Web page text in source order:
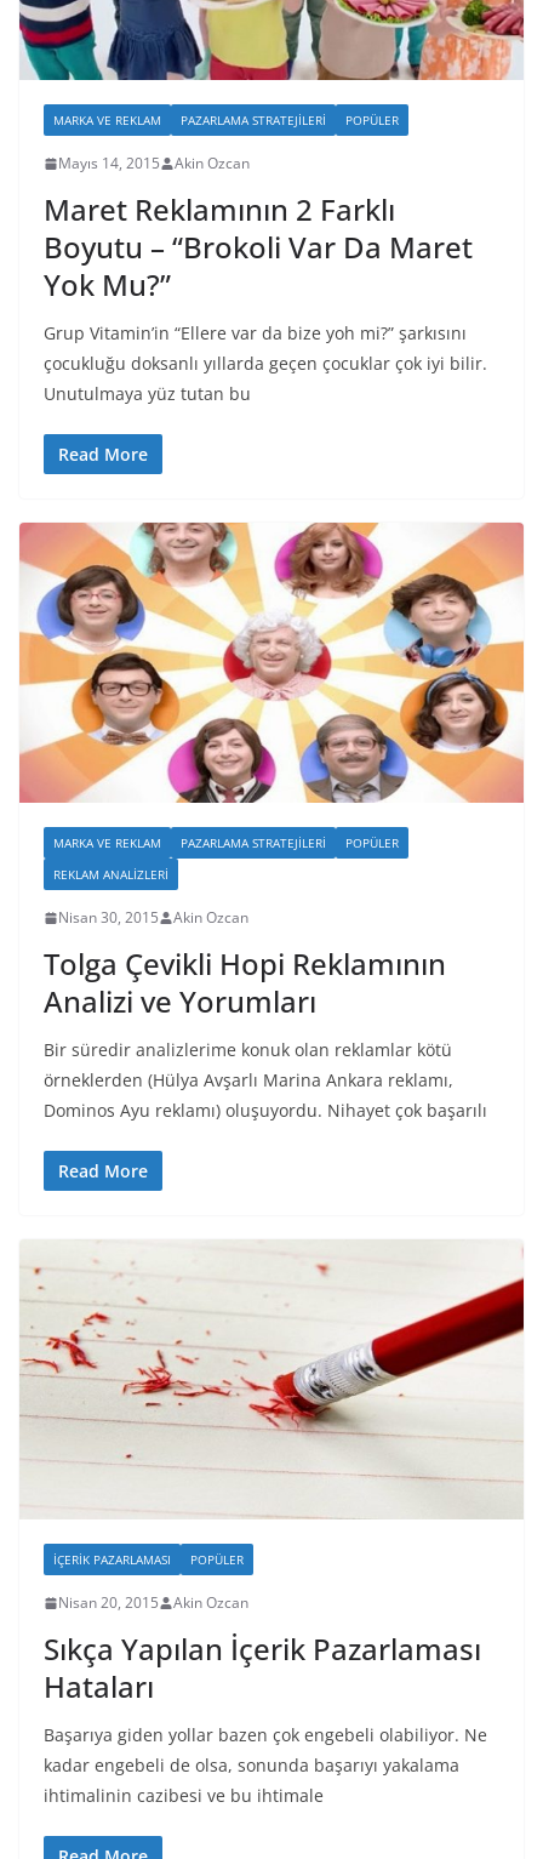
MARKA VE REKLAM PAZARLAMA STRATEJILERI POPÜLER
Mayıs 14, 2015 Akin Ozcan
Maret Reklamının 2 Farklı
Boyutu – “Brokoli Var Da Maret
Yok Mu?”
Grup Vitamin’in “Ellere var da bize yoh mi?” şarkısını
çocukluğu doksanlı yıllarda geçen çocuklar çok iyi bilir.
Unutulmaya yüz tutan bu
Read More
MARKA VE REKLAM PAZARLAMA STRATEJILERI
POPÜLER
REKLAM ANALIZLERI
Nisan 30, 2015 Akin Ozcan
Tolga Çevikli Hopi Reklamının
Analizi ve Yorumları
Bir süredir analizlerime konuk olan reklamlar kötü
örneklerden (Hülya Avşarlı Marina Ankara reklamı,
Dominos Ayu reklamı) oluşuyordu. Nihayet çok başarılı
Read More
İÇERIK PAZARLAMASI POPÜLER
Nisan 20, 2015 Akin Ozcan
Sıkça Yapılan İçerik Pazarlaması
Hataları
Başarıya giden yollar bazen çok engebeli olabiliyor. Ne
kadar engebeli de olsa, sonunda başarıyı yakalama
ihtimalinin cazibesi ve bu ihtimale